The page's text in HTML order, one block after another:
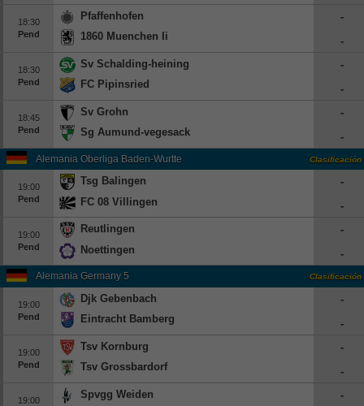
18:30
Pend
Pfaffenhofen
1860 Muenchen Ii
-
-
18:30
Pend
Sv Schalding-heining
FC Pipinsried
-
-
18:45
Pend
Sv Grohn
Sg Aumund-vegesack
-
-
Alemania Oberliga Baden-Wurttemberg Clasificación
19:00
Pend
Tsg Balingen
FC 08 Villingen
-
-
19:00
Pend
Reutlingen
Noettingen
-
-
Alemania Germany 5 Clasificación
19:00
Pend
Djk Gebenbach
Eintracht Bamberg
-
-
19:00
Pend
Tsv Kornburg
Tsv Grossbardorf
-
-
19:00
Spvgg Weiden
-